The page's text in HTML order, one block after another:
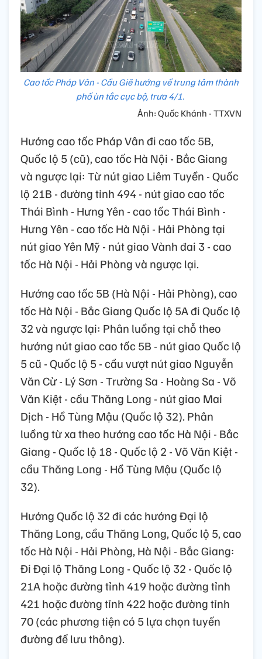
Cao tốc Pháp Vân - Cầu Giẽ hướng về trung tâm thành
phố ùn tắc cục bộ, trưa 4/1.
Ảnh: Quốc Khánh - TTXVN
Hướng cao tốc Pháp Vân đi cao tốc 5B,
Quốc lộ 5 (cũ), cao tốc Hà Nội - Bắc Giang
và ngược lại: Từ nút giao Liêm Tuyền - Quốc
lộ 21B - đường tỉnh 494 - nút giao cao tốc
Thái Bình - Hưng Yên - cao tốc Thái Bình -
Hưng Yên - cao tốc Hà Nội - Hải Phòng tại
nút giao Yên Mỹ - nút giao Vành đai 3 - cao
tốc Hà Nội - Hải Phòng và ngược lại.
Hướng cao tốc 5B (Hà Nội - Hải Phòng), cao
tốc Hà Nội - Bắc Giang Quốc lộ 5A đi Quốc lộ
32 và ngược lại: Phân luồng tại chỗ theo
hướng nút giao cao tốc 5B - nút giao Quốc lộ
5 cũ - Quốc lộ 5 - cầu vượt nút giao Nguyễn
Văn Cừ - Lý Sơn - Trường Sa - Hoàng Sa - Võ
Văn Kiệt - cầu Thăng Long - nút giao Mai
Dịch - Hồ Tùng Mậu (Quốc lộ 32). Phân
luồng từ xa theo hướng cao tốc Hà Nội - Bắc
Giang - Quốc lộ 18 - Quốc lộ 2 - Võ Văn Kiệt -
cầu Thăng Long - Hồ Tùng Mậu (Quốc lộ
32).
Hướng Quốc lộ 32 đi các hướng Đại lộ
Thăng Long, cầu Thăng Long, Quốc lộ 5, cao
tốc Hà Nội - Hải Phòng, Hà Nội - Bắc Giang:
Đi Đại lộ Thăng Long - Quốc lộ 32 - Quốc lộ
21A hoặc đường tỉnh 419 hoặc đường tỉnh
421 hoặc đường tỉnh 422 hoặc đường tỉnh
70 (các phương tiện có 5 lựa chọn tuyến
đường để lưu thông).